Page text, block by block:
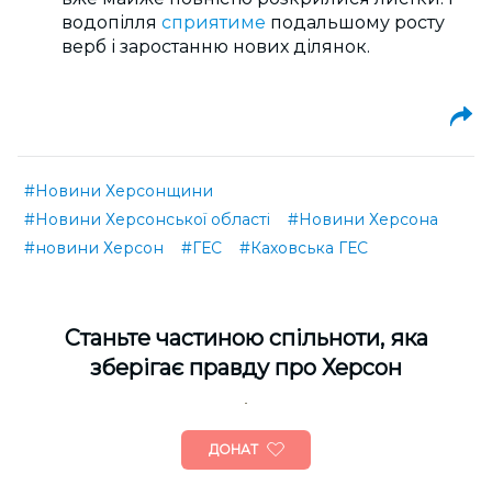
водопілля сприятиме подальшому росту
верб і заростанню нових ділянок.
#Новини Херсонщини
#Новини Херсонської області
#Новини Херсона
#новини Херсон
#ГЕС #Каховська ГЕС
Cтаньте частиною спільноти, яка
зберігає правду про Херсон
ДОНАТ